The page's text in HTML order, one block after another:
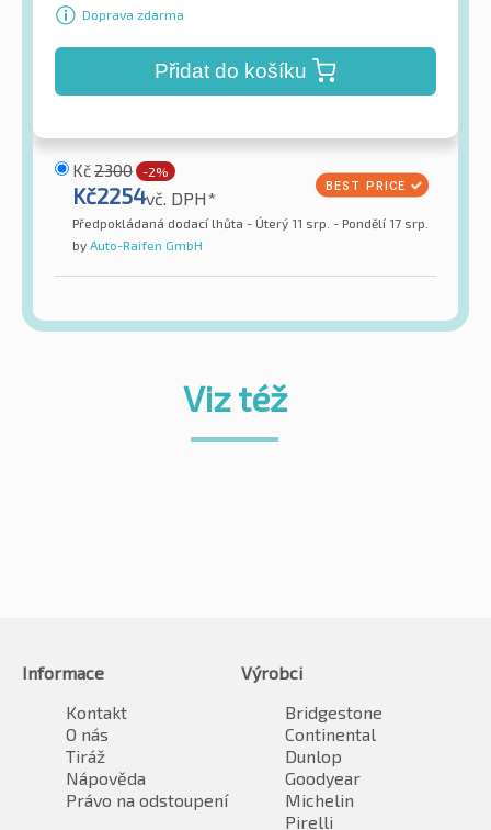
Doprava zdarma
Přidat do košíku
Kč2300 -2%
Kč2254vč. DPH*
Předpokládaná dodací lhůta - Úterý 11 srp. - Pondělí 17 srp.
by Auto-Raifen GmbH
Viz též
Informace
Kontakt
O nás
Tiráž
Nápověda
Právo na odstoupení
Výrobci
Bridgestone
Continental
Dunlop
Goodyear
Michelin
Pirelli